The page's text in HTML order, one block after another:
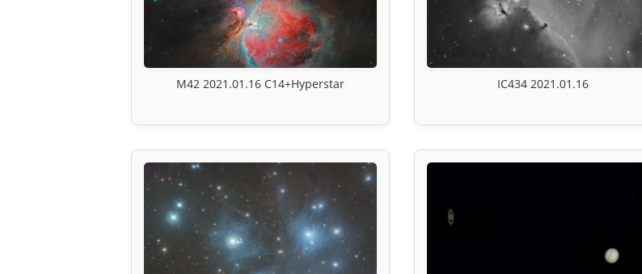
M42 2021.01.16 C14+Hyperstar IC434 2021.01.16